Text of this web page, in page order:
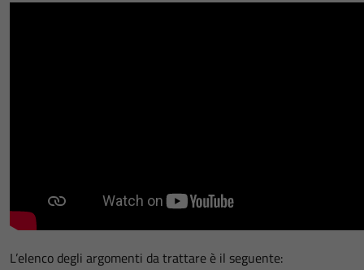
L’elenco degli argomenti da trattare è il seguente: